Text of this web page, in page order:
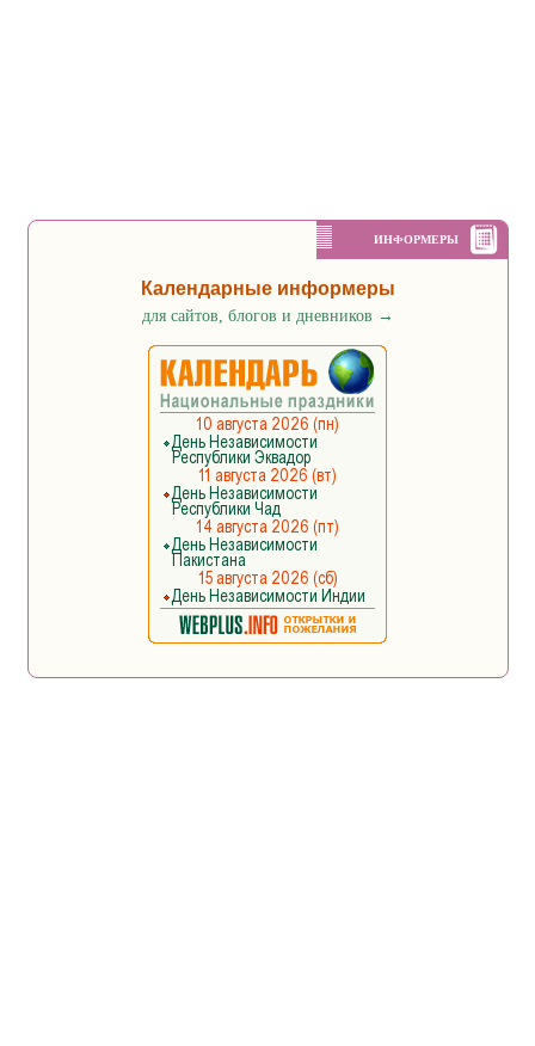
ИНФОРМЕРЫ
Календарные информеры
для сайтов, блогов и дневников →